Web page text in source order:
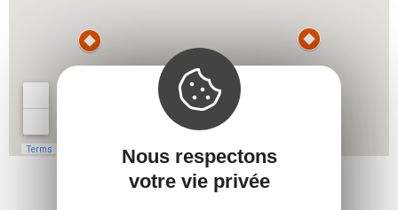
Nous respectons
votre vie privée